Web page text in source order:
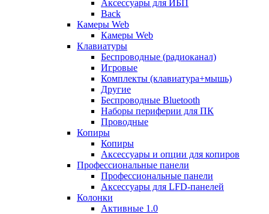
Аксессуары для ИБП
Back
Камеры Web
Камеры Web
Клавиатуры
Беспроводные (радиоканал)
Игровые
Комплекты (клавиатура+мышь)
Другие
Беспроводные Bluetooth
Наборы периферии для ПК
Проводные
Копиры
Копиры
Аксессуары и опции для копиров
Профессиональные панели
Профессиональные панели
Аксессуары для LFD-панелей
Колонки
Активные 1.0